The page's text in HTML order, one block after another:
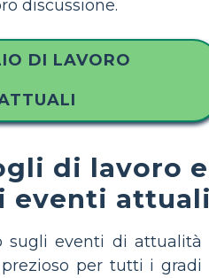
discussione.
DI LAVORO
di lavoro e
eventi
sugli eventi di attualità
per tutti i gradi